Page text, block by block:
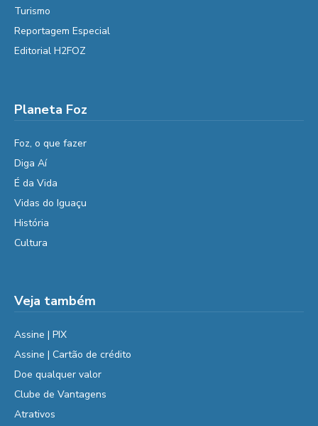
Turismo
Reportagem Especial
Editorial H2FOZ
Planeta Foz
Foz, o que fazer
Diga Aí
É da Vida
Vidas do Iguaçu
História
Cultura
Veja também
Assine | PIX
Assine | Cartão de crédito
Doe qualquer valor
Clube de Vantagens
Atrativos